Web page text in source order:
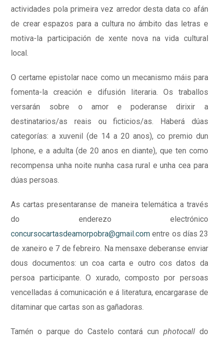
actividades pola primeira vez arredor desta data co afán
de crear espazos para a cultura no ámbito das letras e
motiva-la participación de xente nova na vida cultural
local.
O certame epistolar nace como un mecanismo máis para
fomenta-la creación e difusión literaria. Os traballos
versarán sobre o amor e poderanse dirixir a
destinatarios/as reais ou ficticios/as. Haberá dúas
categorías: a xuvenil (de 14 a 20 anos), co premio dun
Iphone, e a adulta (de 20 anos en diante), que ten como
recompensa unha noite nunha casa rural e unha cea para
dúas persoas.
As cartas presentaranse de maneira telemática a través
do enderezo electrónico
concursocartasdeamorpobra@gmail.com entre os días 23
de xaneiro e 7 de febreiro. Na mensaxe deberanse enviar
dous documentos: un coa carta e outro cos datos da
persoa participante. O xurado, composto por persoas
vencelladas á comunicación e á literatura, encargarase de
ditaminar que cartas son as gañadoras.
Tamén o parque do Castelo contará cun photocalldo